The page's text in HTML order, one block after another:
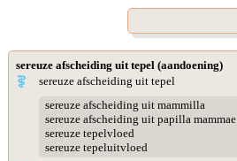
sereuze afscheiding uit tepel (aandoening)
sereuze afscheiding uit tepel
sereuze afscheiding uit mammilla
sereuze afscheiding uit papilla mammae
sereuze tepelvloed
sereuze tepeluitvloed